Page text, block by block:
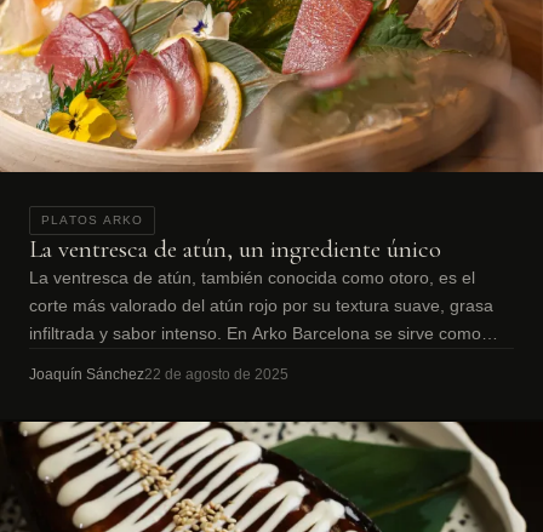
PLATOS ARKO
La ventresca de atún, un ingrediente único
La ventresca de atún, también conocida como otoro, es el
corte más valorado del atún rojo por su textura suave, grasa
infiltrada y sabor intenso. En Arko Barcelona se sirve como
Joaquín Sánchez22 de agosto de 2025